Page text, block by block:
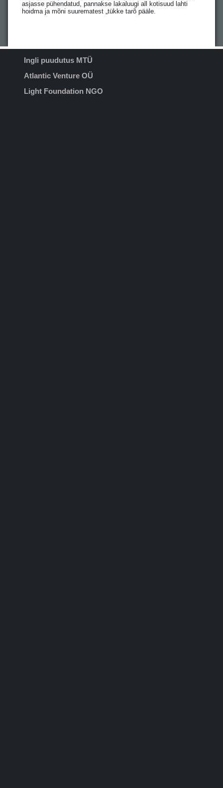
asjasse pühendatud, pannakse lakaluugi all kotisuud lahti
hoidma ja mõni suurematest „tükke tarõ pääle.
Ingli puudutus MTÜ
Atlantic Venture OÜ
Light Foundation NGO